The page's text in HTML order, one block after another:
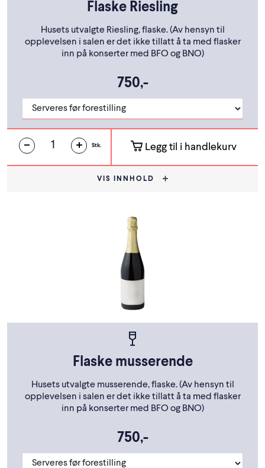
Flaske Riesling
Husets utvalgte Riesling, flaske. (Av hensyn til
opplevelsen i salen er det ikke tillatt å ta med flasker
inn på konserter med BFO og BNO)
750,-
Stk. Legg til i handlekurv
VIS INNHOLD
Flaske musserende
Husets utvalgte musserende, flaske. (Av hensyn til
opplevelsen i salen er det ikke tillatt å ta med flasker
inn på konserter med BFO og BNO)
750,-